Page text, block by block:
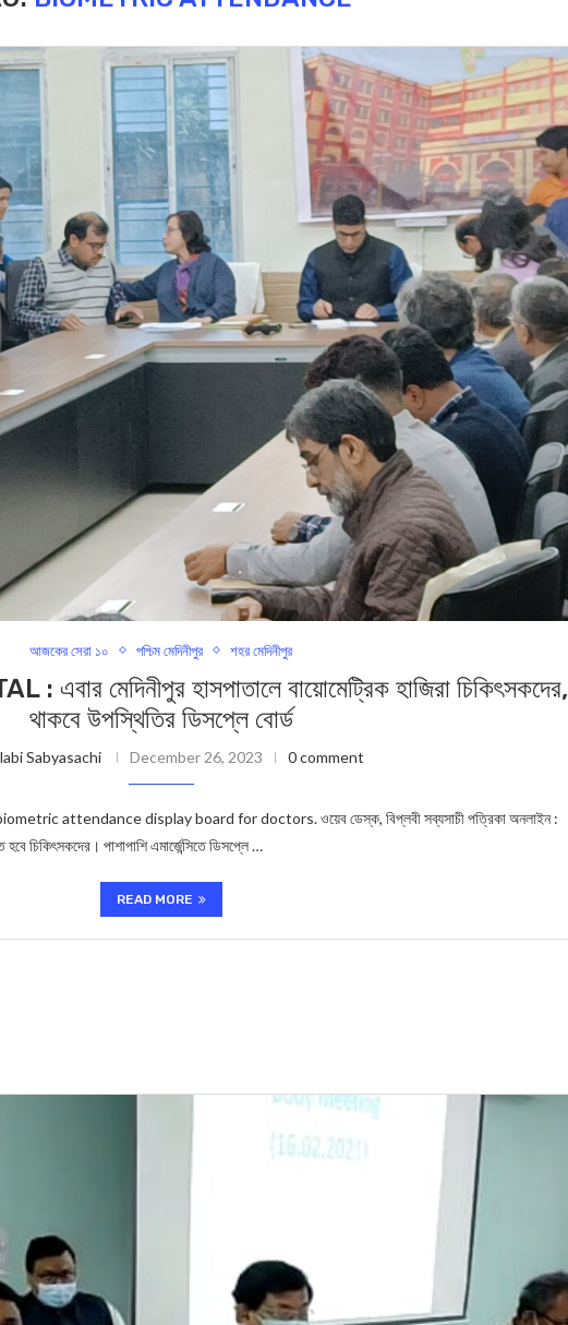
আজকের সেরা ১০ পশ্চিম মেদিনীপুর শহর মেদিনীপুর
মেদিনীপুর হাসপাতালে বায়োমেট্রিক হাজিরা চিকিৎসকদের,
থাকবে উপস্থিতির ডিসপ্লে বোর্ড
Sabyasachi December 26, 2023 0 comment
attendance display board for doctors. ওয়েব ডেস্ক, বিপ্লবী সব্যসাচী পত্রিকা অনলাইন :
হবে চিকিৎসকদের। পাশাপাশি এমার্জেন্সিতে ডিসপ্লে …
READ MORE